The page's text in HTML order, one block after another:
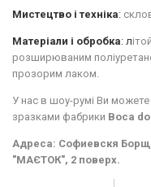
Мистецтво і техніка:
Матеріали і обробка: л
розширюваним
прозорим лаком.
У нас в шоу-румі Ви
зразками фабрики Boca
Адреса: Софиевскя
"МАЄТОК", 2 поверх.